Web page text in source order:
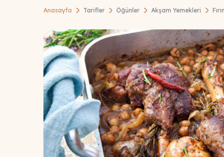
Anasayfa Tarifler Öğünler Akşam Yemekleri